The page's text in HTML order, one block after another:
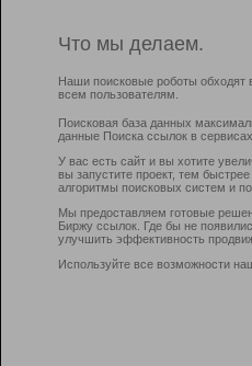
Что мы делаем.
Наши поисковые роботы обходят
всем пользователям.
Поисковая база данных
данные Поиска ссылок в
У вас есть сайт и вы хотите
вы запустите проект, тем
алгоритмы поисковых систем и
Мы предоставляем готовые
Биржу ссылок. Где бы не
улучшить эффективность
Используйте все возможности